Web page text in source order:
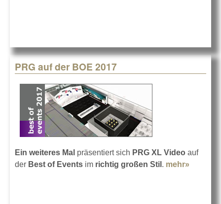
PRG auf der BOE 2017
Ein weiteres Mal präsentiert sich PRG XL Video auf
der Best of Events im richtig großen Stil . mehr»